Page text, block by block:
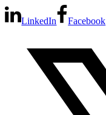
LinkedIn Facebook